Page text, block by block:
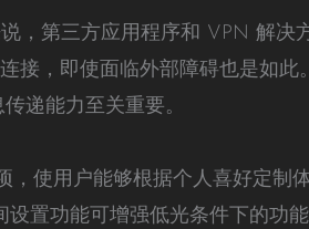
，第三方应用程序和 VPN 解决
接，即使面临外部障碍也是如此
递能力至关重要。
，使用户能够根据个人喜好定制
置功能可增强低光条件下的功